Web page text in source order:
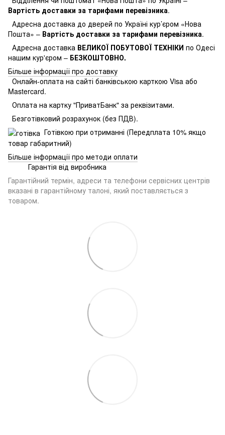
Вартість доставки за тарифами перевізника.
Адресна доставка до дверей по Україні кур’єром «Нова
Пошта» – Вартість доставки за тарифами перевізника.
Адресна доставка ВЕЛИКОЇ ПОБУТОВОЇ ТЕХНІКИ по Одесі
нашим кур'єром – БЕЗКОШТОВНО.
Більше інформації про доставку
Онлайн-оплата на сайті банківською карткою Visa або
Mastercard.
Оплата на картку "ПриватБанк" за реквізитами.
Безготівковий розрахунок (без ПДВ).
Готівкою при отриманні (Передплата 10% якщо
товар габаритний)
Більше інформації про методи оплати
Гарантія від виробника
Гарантійний термін, адреси та телефони сервісних центрів
вказані в гарантійному талоні, який поставляється з
товаром.